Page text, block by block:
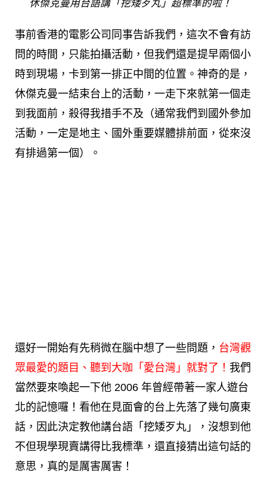
休傑克曼用台語講「挖矮歹丸」超標準的啦！
事前香港的電影公司同事告訴我們，這次不會有訪
問的時間，只能拍攝活動，但我們還是提早兩個小
時到現場，卡到第一排正中間的位置。神奇的是，
休傑克曼一結束台上的活動，一走下來就第一個走
到我面前，殺得我措手不及（通常我們到國外參加
活動，一定是地主、國外重要媒體排前面，從來沒
有排過第一個）。
還好一開始有先稍微在腦中想了一些問題， 台灣觀
眾最愛的題目、聽到大咖「愛台灣」就對了！ 我們
當然要來喚起一下他 2006 年曾經帶著一家人遊台
北的記憶囉！看他在見面會的台上先落了幾句廣東
話，因此決定教他講台語「挖矮歹丸」，沒想到他
不但現學現賣講得比我標準，還直接猜出這句話的
意思，真的是厲害厲害！